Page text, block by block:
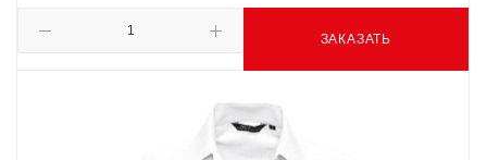
ЗАКАЗАТЬ